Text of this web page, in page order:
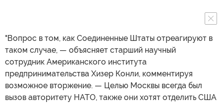
"Вопрос в том, как Соединенные Штаты отреагируют в
таком случае, — объясняет старший научный
сотрудник Американского института
предпринимательства Хизер Конли, комментируя
возможное вторжение. — Целью Москвы всегда был
вызов авторитету НАТО, также они хотят отделить США